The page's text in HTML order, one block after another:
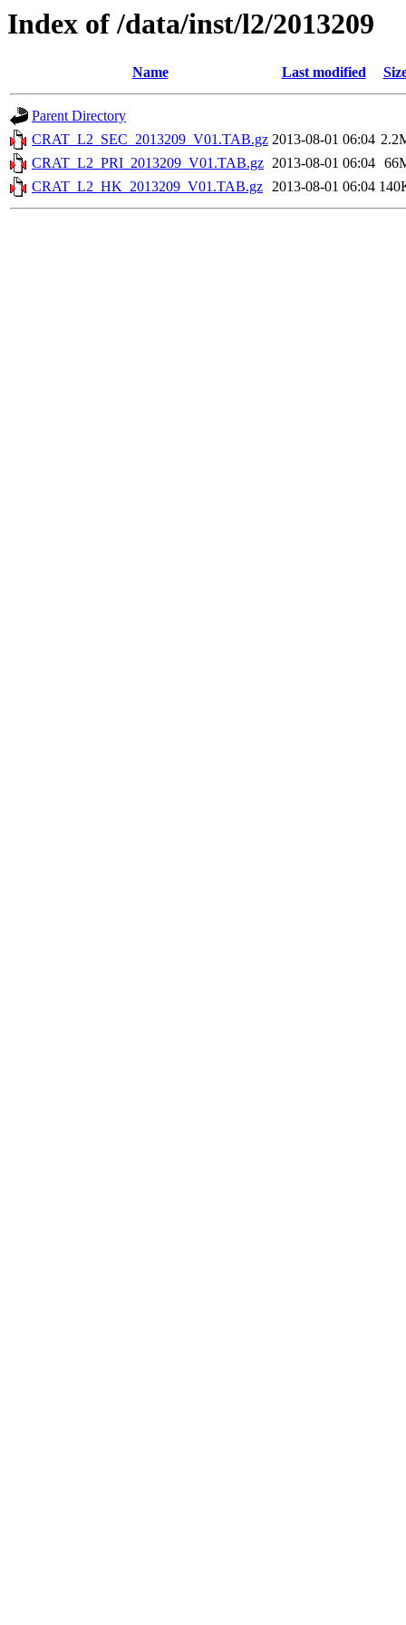
Index of /data/inst/l2/2013209
Name Last modified
Parent Directory
CRAT_L2_SEC_2013209_V01.TAB.gz 2013-08-01 06:04
CRAT_L2_PRI_2013209_V01.TAB.gz 2013-08-01 06:04
CRAT_L2_HK_2013209_V01.TAB.gz 2013-08-01 06:04